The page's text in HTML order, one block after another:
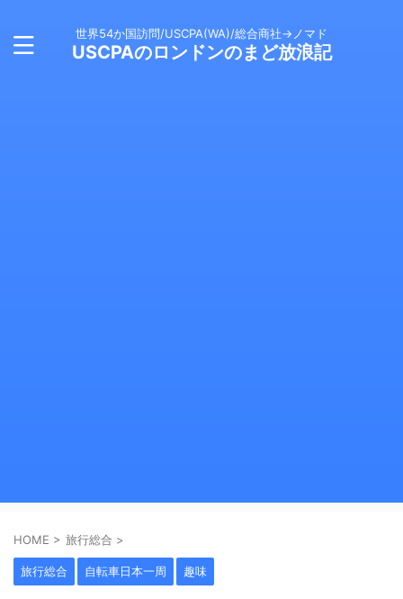
世界54か国訪問/USCPA(WA)/総合商社→ノマド
USCPAのロンドンのまど放浪記
HOME > 旅行総合 >
旅行総合 自転車日本一周 趣味